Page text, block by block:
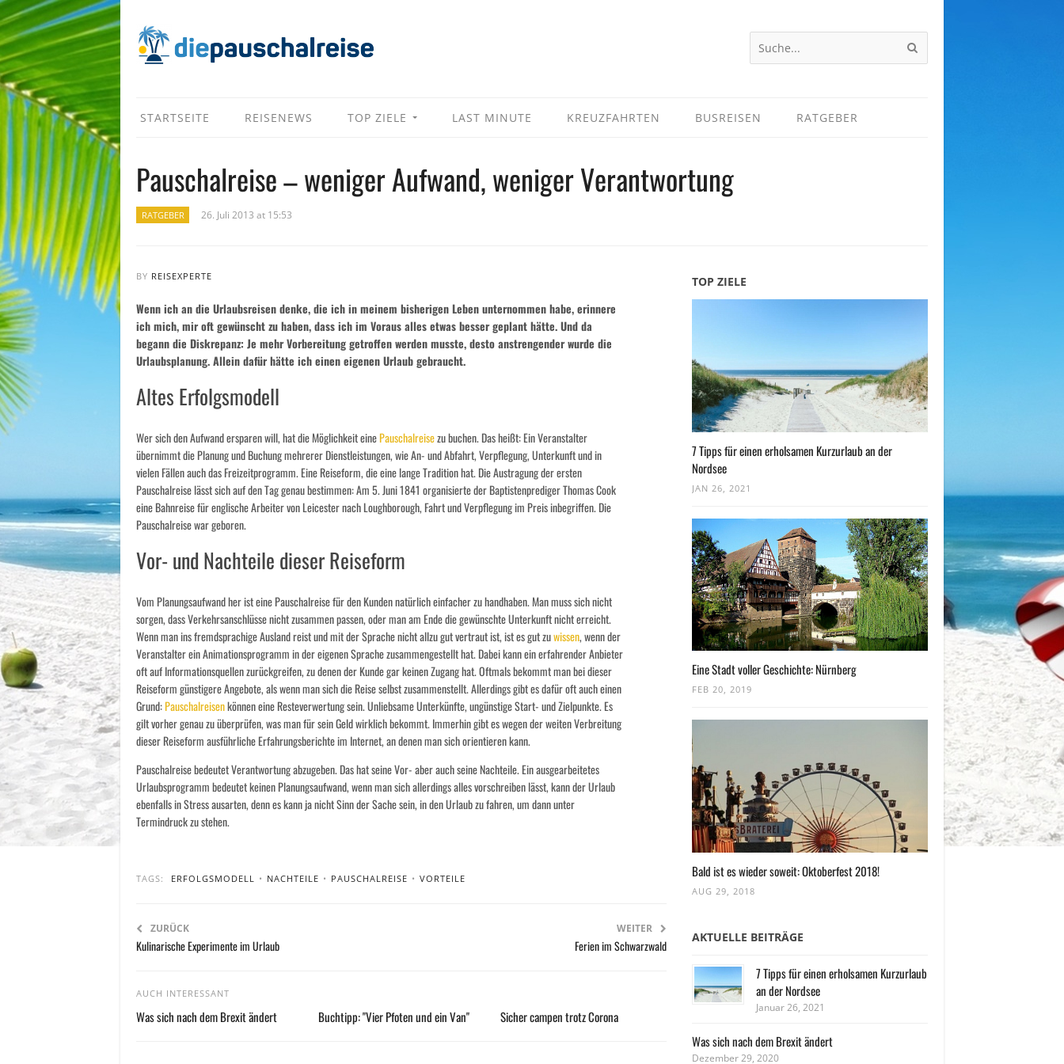
STARTSEITE REISENEWS TOP ZIELE LAST MINUTE KREUZFAHRTEN BUSREISEN RATGEBER
Pauschalreise – weniger Aufwand, weniger Verantwortung
RATGEBER 26. Juli 2013 at 15:53
BY REISEXPERTE
Wenn ich an die Urlaubsreisen denke, die ich in meinem bisherigen Leben unternommen habe, erinnere
ich mich, mir oft gewünscht zu haben, dass ich im Voraus alles etwas besser geplant hätte. Und da
begann die Diskrepanz: Je mehr Vorbereitung getroffen werden musste, desto anstrengender wurde die
Urlaubsplanung. Allein dafür hätte ich einen eigenen Urlaub gebraucht.
Altes Erfolgsmodell
Wer sich den Aufwand ersparen will, hat die Möglichkeit einePauschalreisezu buchen. Das heißt: Ein Veranstalter
übernimmt die Planung und Buchung mehrerer Dienstleistungen, wie An- und Abfahrt, Verpflegung, Unterkunft und in
vielen Fällen auch das Freizeitprogramm. Eine Reiseform, die eine lange Tradition hat. Die Austragung der ersten
Pauschalreise lässt sich auf den Tag genau bestimmen: Am 5. Juni 1841 organisierte der Baptistenprediger Thomas Cook
eine Bahnreise für englische Arbeiter von Leicester nach Loughborough, Fahrt und Verpflegung im Preis inbegriffen. Die
Pauschalreise war geboren.
Vor- und Nachteile dieser Reiseform
Vom Planungsaufwand her ist eine Pauschalreise für den Kunden natürlich einfacher zu handhaben. Man muss sich nicht
sorgen, dass Verkehrsanschlüsse nicht zusammen passen, oder man am Ende die gewünschte Unterkunft nicht erreicht.
Wenn man ins fremdsprachige Ausland reist und mit der Sprache nicht allzu gut vertraut ist, ist es gut zuwissen, wenn der
Veranstalter ein Animationsprogramm in der eigenen Sprache zusammengestellt hat. Dabei kann ein erfahrender Anbieter
oft auf Informationsquellen zurückgreifen, zu denen der Kunde gar keinen Zugang hat. Oftmals bekommt man bei dieser
Reiseform günstigere Angebote, als wenn man sich die Reise selbst zusammenstellt. Allerdings gibt es dafür oft auch einen
Grund:Pauschalreisenkönnen eine Resteverwertung sein. Unliebsame Unterkünfte, ungünstige Start- und Zielpunkte. Es
gilt vorher genau zu überprüfen, was man für sein Geld wirklich bekommt. Immerhin gibt es wegen der weiten Verbreitung
dieser Reiseform ausführliche Erfahrungsberichte im Internet, an denen man sich orientieren kann.
Pauschalreise bedeutet Verantwortung abzugeben. Das hat seine Vor- aber auch seine Nachteile. Ein ausgearbeitetes
Urlaubsprogramm bedeutet keinen Planungsaufwand, wenn man sich allerdings alles vorschreiben lässt, kann der Urlaub
ebenfalls in Stress ausarten, denn es kann ja nicht Sinn der Sache sein, in den Urlaub zu fahren, um dann unter
Termindruck zu stehen.
TAGS: ERFOLGSMODELL • NACHTEILE • PAUSCHALREISE • VORTEILE
ZURÜCK
Kulinarische Experimente im Urlaub
WEITER
Ferien im Schwarzwald
AUCH INTERESSANT
Was sich nach dem Brexit ändert Buchtipp: "Vier Pfoten und ein Van" Sicher campen trotz Corona
TOP ZIELE
7 Tipps für einen erholsamen Kurzurlaub an der
Nordsee
JAN 26, 2021
Eine Stadt voller Geschichte: Nürnberg
FEB 20, 2019
Bald ist es wieder soweit: Oktoberfest 2018!
AUG 29, 2018
AKTUELLE BEITRÄGE
7 Tipps für einen erholsamen Kurzurlaub
an der Nordsee
Januar 26, 2021
Was sich nach dem Brexit ändert
Dezember 29, 2020